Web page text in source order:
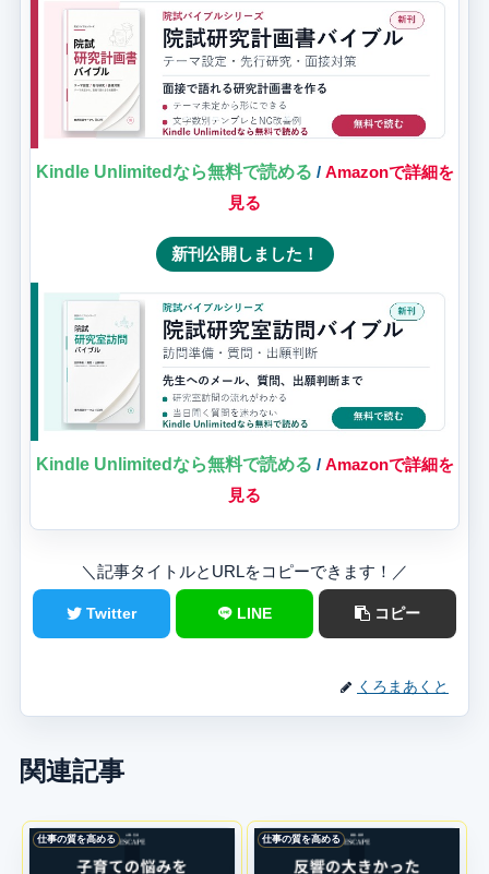
Kindle Unlimitedなら無料で読める / Amazonで詳細を
見る
新刊公開しました！
Kindle Unlimitedなら無料で読める / Amazonで詳細を
見る
＼記事タイトルとURLをコピーできます！／
Twitter LINE コピー
くろまあくと
関連記事
仕事の質を高める 仕事の質を高める